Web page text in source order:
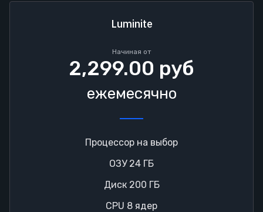
Luminite
Начиная от
2,299.00 руб
ежемесячно
Процессор на выбор
ОЗУ 24 ГБ
Диск 200 ГБ
CPU 8 ядер